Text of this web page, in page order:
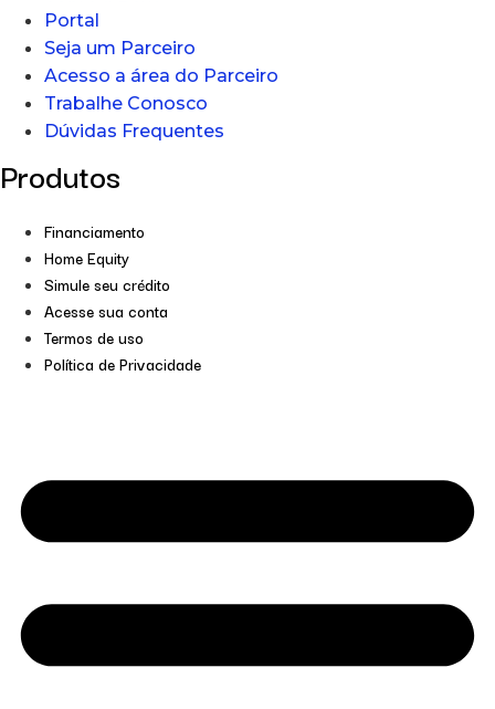
Portal
Seja um Parceiro
Acesso a área do Parceiro
Trabalhe Conosco
Dúvidas Frequentes
Produtos
Financiamento
Home Equity
Simule seu crédito
Acesse sua conta
Termos de uso
Política de Privacidade